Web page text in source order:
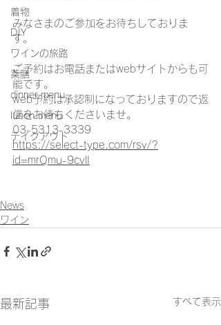
着物
DIY
ワインの旅路
薬膳
dinner menu
lunch menu
テイクアウト
みなさまのご参加をお待ちしておりま
す。
ご予約はお電話またはwebサイトからも可
能です。
web予約は承認制になっておりますので返
信をお待ちくださいませ。
03-5313-3339
https://select-type.com/rsv/?
id=mrQmu-9cvlI
News
ワイン
最新記事 すべて表示